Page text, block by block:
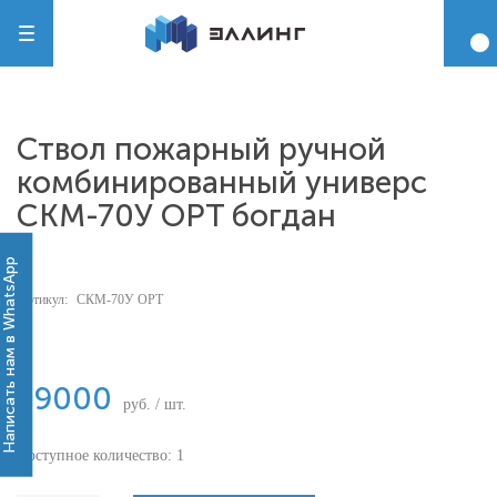
Ствол пожарный ручной
комбинированный универс
СКМ-70У ОРT богдан
Артикул: СКМ-70У ОРT
39000 руб. / шт.
Доступное количество: 1
Написать нам в WhatsApp